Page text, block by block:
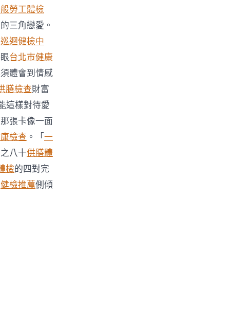
勞工體檢
三角戀愛。
巡迴健檢中
台北巿健康
體會到情感
膳檢查財富
這樣對待愛
張卡像一面
檢查 。「一
八十供膳體
檢的四對完
健檢推薦側傾